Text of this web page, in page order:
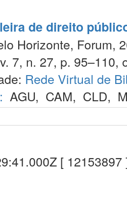
de direito
Horizonte, Forum,
7, n. 27, p. 95–110,
Rede Virtual de
AGU, CAM, CLD,
[ 12153897